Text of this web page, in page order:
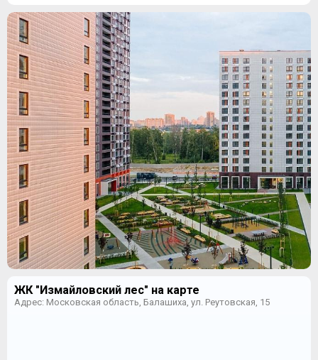
ЖК "Измайловский лес" на карте
Адрес: Московская область, Балашиха, ул. Реутовская, 15